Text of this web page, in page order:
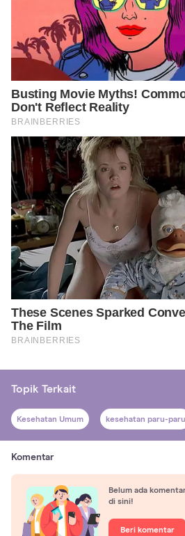
Topik Terkait
Kesehatan Umum kesehatan paru-paru
Komentar
Belum ada
di sini!
Beri komentar